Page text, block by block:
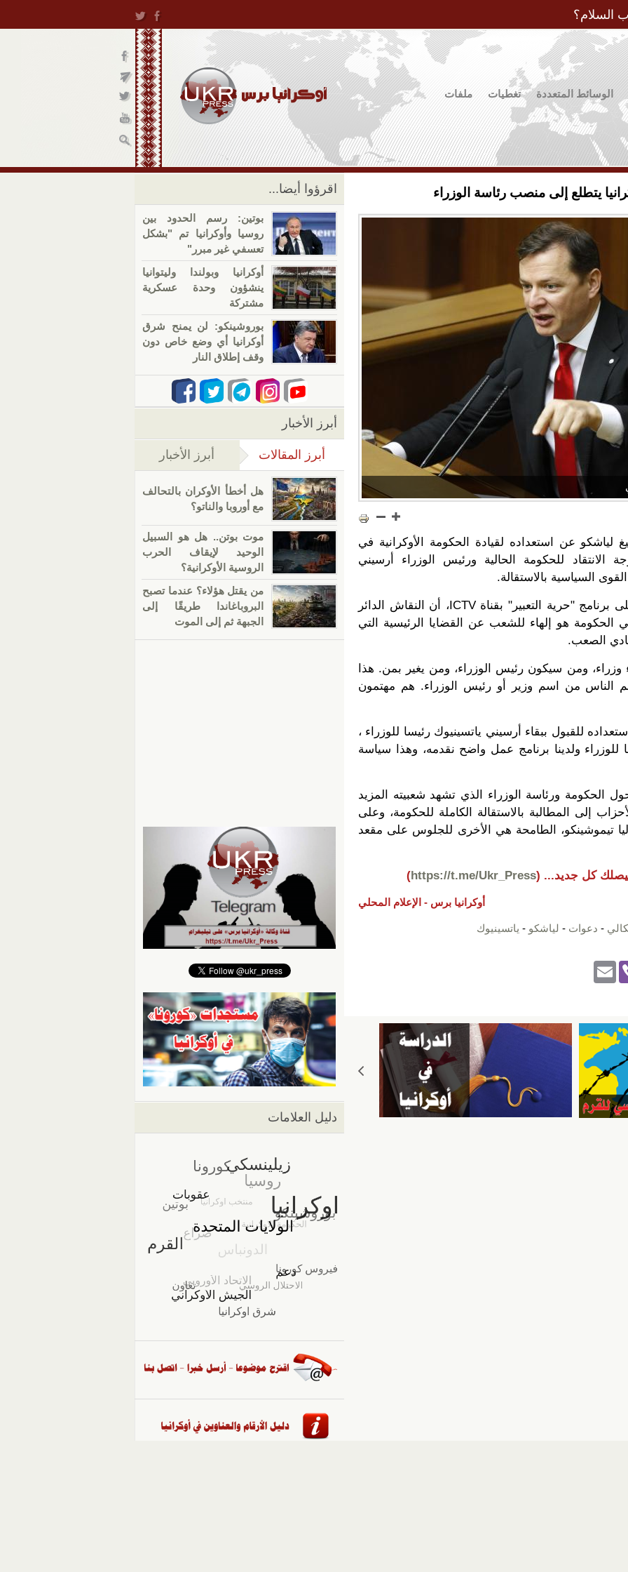
السلام؟
الوسائط المتعددة تغطيات ملفات
يتطلع إلى منصب رئاسة الوزراء
لياشكو عن استعداده لقيادة الحكومة الأوكرانية في
الانتقاد للحكومة الحالية ورئيس الوزراء أرسيني
السياسية بالاستقالة.
واعتبر لياشكو خلال نزوله ضيفا على برنامج "حرية التعبير" بقناة ICTV، أن النقاش الدائر
الحكومة هو إلهاء للشعب عن القضايا الرئيسية التي
الصعب.
ومن سيكون رئيس الوزراء، ومن يغير بمن. هذا
يهم الناس من اسم وزير أو رئيس الوزراء. هم مهتمون
للقبول ببقاء أرسيني ياتسينيوك رئيسا للوزراء ،
للوزراء ولدينا برنامج عمل واضح نقدمه، وهذا سياسة
الحكومة ورئاسة الوزراء الذي تشهد شعبيته المزيد
إلى المطالبة بالاستقالة الكاملة للحكومة، وعلى
تيموشينكو، الطامحة هي الأخرى للجلوس على مقعد
كل جديد... (
https://t.me/Ukr_Press
)
أوكرانيا برس - الإعلام المحلي
- دعوات - لياشكو - ياتسينيوك
Vi
اقرؤوا أيضا...
بوتين: رسم الحدود بين
روسيا وأوكرانيا تم "بشكل
تعسفي غير مبرر"
أوكرانيا وبولندا وليتوانيا
ينشؤون وحدة عسكرية
مشتركة
بوروشينكو:‭ ‬لن يمنح شرق
أوكرانيا أي وضع خاص دون
وقف إطلاق النار
أبرز الأخبار
أبرز المقالات (علامة التبويب النشطة)
أبرز الأخبار
هل أخطأ الأوكران بالتحالف
مع أوروبا والناتو؟
موت بوتن.. هل هو السبيل
الوحيد لإيقاف الحرب
الروسية الأوكرانية؟
من يقتل هؤلاء؟ عندما تصبح
البروباغاندا طريقًا إلى
الجبهة ثم إلى الموت
دليل العلامات